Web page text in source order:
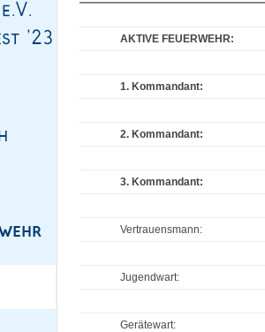
AKTIVE FEUERWEHR:
1. Kommandant:
2. Kommandant:
3. Kommandant:
Vertrauensmann:
Jugendwart:
Gerätewart: